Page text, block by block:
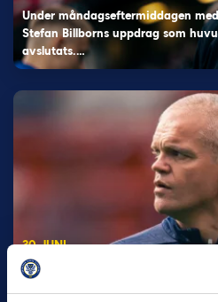
Under måndagseftermiddagen
Stefan Billborns uppdrag som
avslutats.…
30 JUNI
Helstrup ny tränare i
Inleder mot…